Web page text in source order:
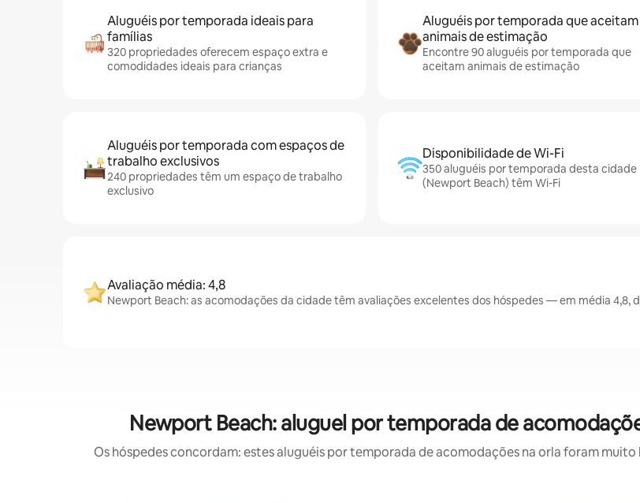
Aluguéis por temporada ideais para
famílias
320 propriedades oferecem espaço extra e
comodidades ideais para crianças
Aluguéis por temporada que aceitam
animais de estimação
Encontre 90 aluguéis por temporada que
aceitam animais de estimação
Aluguéis por temporada com espaços de
trabalho exclusivos
240 propriedades têm um espaço de trabalho
exclusivo
Disponibilidade de Wi-Fi
350 aluguéis por temporada desta cidade
(Newport Beach) têm Wi-Fi
Avaliação média: 4,8
Newport Beach: as acomodações da cidade têm avaliações excelentes dos hóspedes — em média 4,8,
Newport Beach: aluguel por temporada de
Os hóspedes concordam: estes aluguéis por temporada de acomodações na orla foram